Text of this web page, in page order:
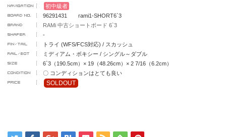
初中級者
96291431 rami1-SHORT6`3
RAMi 中古ショートボード 6`3
-
トライ (WFS/FCS対応) / スカッシュ
ミディアム・ボキシー / シングル～ダブル
6`3（190.5cm）× 19（48.26cm）× 2 7/16（6.2cm）
〇 コンディションはとても良い
SOLDOUT